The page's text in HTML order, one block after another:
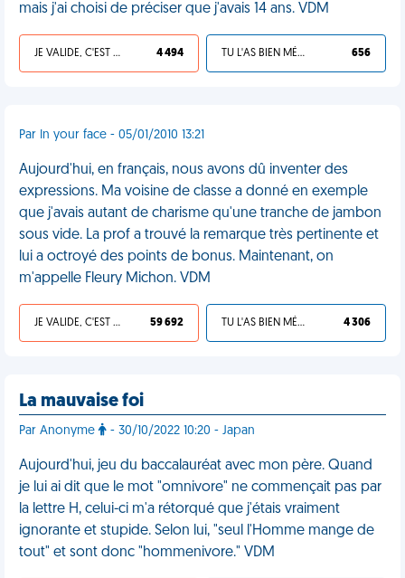
mais j'ai choisi de préciser que j'avais 14 ans. VDM
JE VALIDE, C'EST UNE VDM 4 494 TU L'AS BIEN MÉRITÉ 656
Par In your face - 05/01/2010 13:21
Aujourd'hui, en français, nous avons dû inventer des
expressions. Ma voisine de classe a donné en exemple
que j'avais autant de charisme qu'une tranche de jambon
sous vide. La prof a trouvé la remarque très pertinente et
lui a octroyé des points de bonus. Maintenant, on
m'appelle Fleury Michon. VDM
JE VALIDE, C'EST UNE VDM 59 692 TU L'AS BIEN MÉRITÉ 4 306
La mauvaise foi
Par Anonyme - 30/10/2022 10:20 - Japan
Aujourd'hui, jeu du baccalauréat avec mon père. Quand
je lui ai dit que le mot "omnivore" ne commençait pas par
la lettre H, celui-ci m'a rétorqué que j'étais vraiment
ignorante et stupide. Selon lui, "seul l'Homme mange de
tout" et sont donc "hommenivore." VDM